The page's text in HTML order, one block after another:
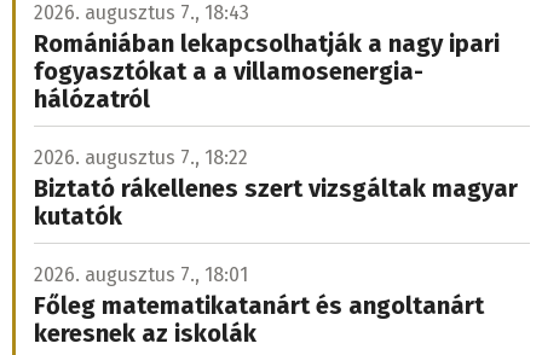
2026. augusztus 7., 18:43
Romániában lekapcsolhatják a nagy ipari
fogyasztókat a a villamosenergia-
hálózatról
2026. augusztus 7., 18:22
Biztató rákellenes szert vizsgáltak magyar
kutatók
2026. augusztus 7., 18:01
Főleg matematikatanárt és angoltanárt
keresnek az iskolák